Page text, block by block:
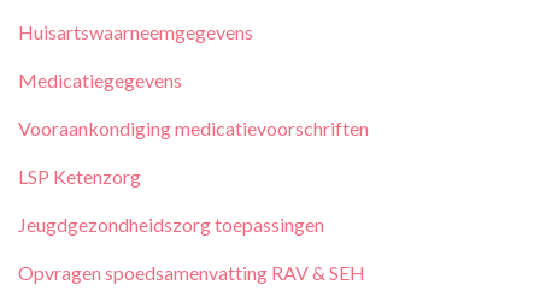
Huisartswaarneemgegevens
Medicatiegegevens
Vooraankondiging medicatievoorschriften
LSP Ketenzorg
Jeugdgezondheidszorg toepassingen
Opvragen spoedsamenvatting RAV & SEH